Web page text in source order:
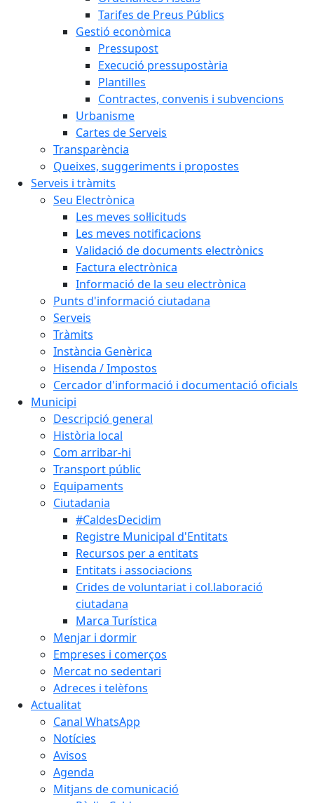
Tarifes de Preus Públics
Gestió econòmica
Pressupost
Execució pressupostària
Plantilles
Contractes, convenis i subvencions
Urbanisme
Cartes de Serveis
Transparència
Queixes, suggeriments i propostes
Serveis i tràmits
Seu Electrònica
Les meves sol·licituds
Les meves notificacions
Validació de documents electrònics
Factura electrònica
Informació de la seu electrònica
Punts d'informació ciutadana
Serveis
Tràmits
Instància Genèrica
Hisenda / Impostos
Cercador d'informació i documentació oficials
Municipi
Descripció general
Història local
Com arribar-hi
Transport públic
Equipaments
Ciutadania
#CaldesDecidim
Registre Municipal d'Entitats
Recursos per a entitats
Entitats i associacions
Crides de voluntariat i col.laboració
ciutadana
Marca Turística
Menjar i dormir
Empreses i comerços
Mercat no sedentari
Adreces i telèfons
Actualitat
Canal WhatsApp
Notícies
Avisos
Agenda
Mitjans de comunicació